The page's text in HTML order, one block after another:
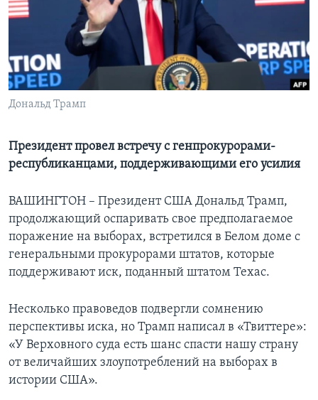
Learning English
СОЦИАЛЬНЫЕ СЕТИ
Дональд Трамп
Президент провел встречу с генпрокурорами-
республиканцами, поддерживающими его усилия
ВАШИНГТОН – Президент США Дональд Трамп,
продолжающий оспаривать свое предполагаемое
поражение на выборах, встретился в Белом доме с
генеральными прокурорами штатов, которые
поддерживают иск, поданный штатом Техас.
Несколько правоведов подвергли сомнению
перспективы иска, но Трамп написал в «Твиттере»:
«У Верховного суда есть шанс спасти нашу страну
от величайших злоупотреблений на выборах в
истории США».